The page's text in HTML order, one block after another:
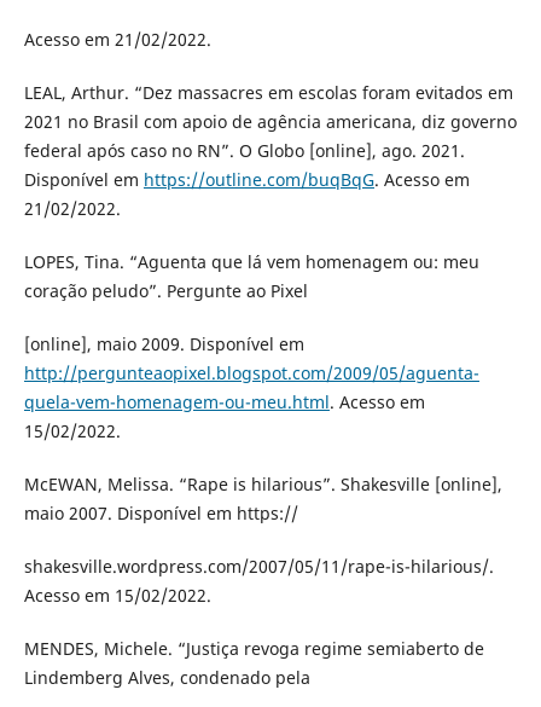
Acesso em 21/02/2022.
LEAL, Arthur. “Dez massacres em escolas foram evitados em
2021 no Brasil com apoio de agência americana, diz governo
federal após caso no RN”. O Globo [online], ago. 2021.
Disponível em https://outline.com/buqBqG. Acesso em
21/02/2022.
LOPES, Tina. “Aguenta que lá vem homenagem ou: meu
coração peludo”. Pergunte ao Pixel
[online], maio 2009. Disponível em
http://pergunteaopixel.blogspot.com/2009/05/aguenta-
quela-vem-homenagem-ou-meu.html. Acesso em
15/02/2022.
McEWAN, Melissa. “Rape is hilarious”. Shakesville [online],
maio 2007. Disponível em https://
shakesville.wordpress.com/2007/05/11/rape-is-hilarious/.
Acesso em 15/02/2022.
MENDES, Michele. “Justiça revoga regime semiaberto de
Lindemberg Alves, condenado pela